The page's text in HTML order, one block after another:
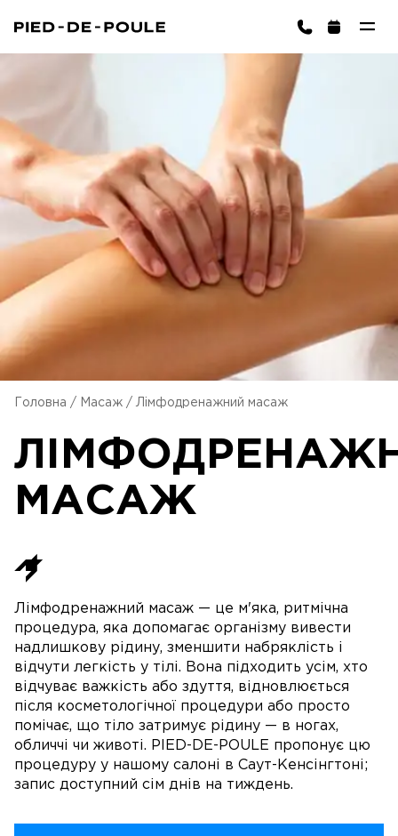
Головна / Масаж / Лімфодренажний масаж
МАСАЖ
Лімфодренажний масаж — це м'яка, ритмічна
процедура, яка допомагає організму вивести
надлишкову рідину, зменшити набряклість і
відчути легкість у тілі. Вона підходить усім, хто
відчуває важкість або здуття, відновлюється
після косметологічної процедури або просто
помічає, що тіло затримує рідину — в ногах,
обличчі чи животі. PIED-DE-POULE пропонує цю
процедуру у нашому салоні в Саут-Кенсінгтоні;
запис доступний сім днів на тиждень.
Кошик порожній